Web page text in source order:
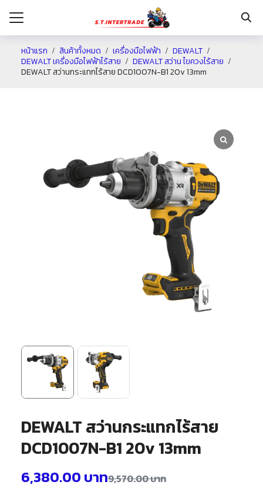
หน้าแรก สินค้าทั้งหมด เครื่องมือไฟฟ้า
DEWALT
DEWALT เครื่องมือไฟฟ้าไร้สาย
DEWALT สว่าน ไขควงไร้สาย
DEWALT สว่านกระแทกไร้สาย DCD1007N-B1 20v 13mm
DEWALT สว่านกระแทกไร้สาย
DCD1007N-B1 20v 13mm
9,570.00บาท
6,380.00 บาท